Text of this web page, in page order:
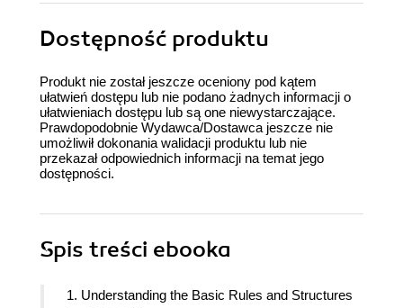
Dostępność produktu
Produkt nie został jeszcze oceniony pod kątem
ułatwień dostępu lub nie podano żadnych informacji o
ułatwieniach dostępu lub są one niewystarczające.
Prawdopodobnie Wydawca/Dostawca jeszcze nie
umożliwił dokonania walidacji produktu lub nie
przekazał odpowiednich informacji na temat jego
dostępności.
Spis treści ebooka
1. Understanding the Basic Rules and Structures